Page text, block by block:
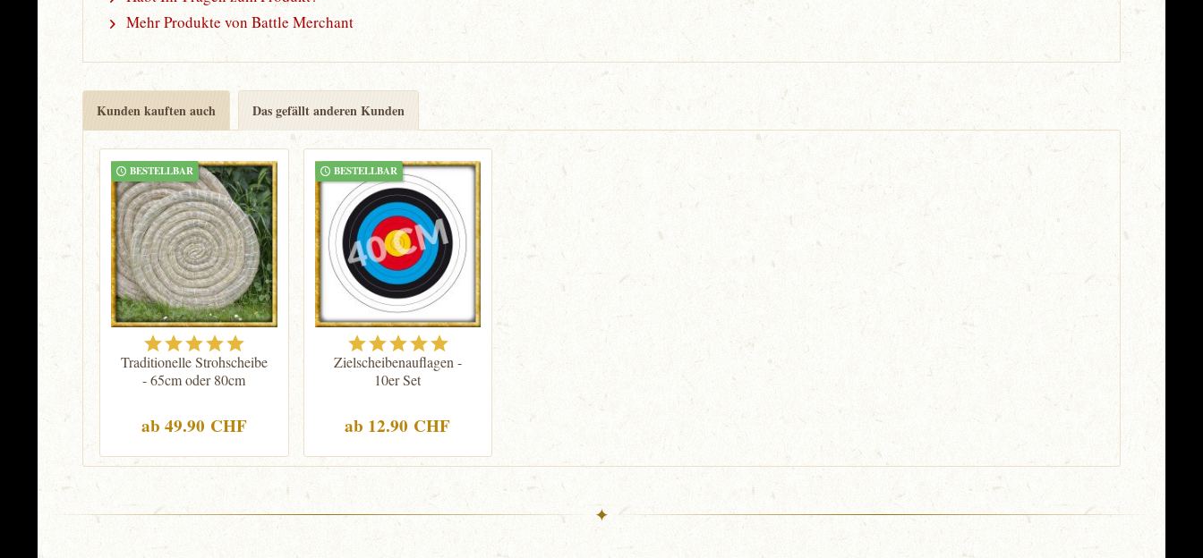
Mehr Produkte von Battle Merchant
Kunden kauften auch Das gefällt anderen Kunden
BESTELLBAR
Traditionelle Strohscheibe
- 65cm oder 80cm
ab 49.90 CHF
BESTELLBAR
Zielscheibenauflagen -
10er Set
ab 12.90 CHF
✦